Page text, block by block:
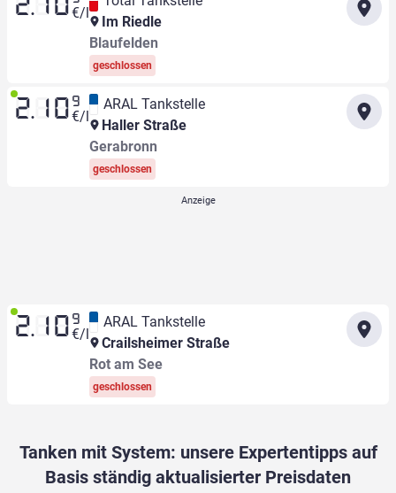
2.10 €/l
Im Riedle
Blaufelden
geschlossen
2.10 9
€/l
ARAL Tankstelle
Haller Straße
Gerabronn
geschlossen
2.10 9
€/l
ARAL Tankstelle
Crailsheimer Straße
Rot am See
geschlossen
Tanken mit System: unsere Expertentipps auf
Basis ständig aktualisierter Preisdaten